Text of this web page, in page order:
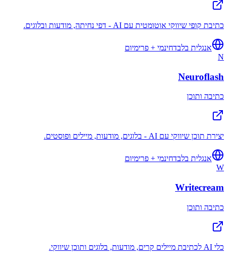
כתיבת קופי שיווקי אוטומטית עם AI - דפי נחיתה, מודעות ובלוגים.
אנגלית בלבדחינמי + פרימיום
N
Neuroflash
כתיבה ותוכן
יצירת תוכן שיווקי עם AI - בלוגים, מודעות, מיילים ופוסטים.
אנגלית בלבדחינמי + פרימיום
W
Writecream
כתיבה ותוכן
כלי AI לכתיבת מיילים קרים, מודעות, בלוגים ותוכן שיווקי.